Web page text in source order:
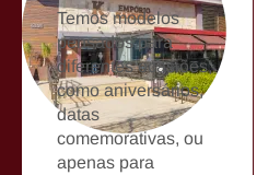
Temos modelos
pensados para
diferentes ocasiões,
como aniversários,
datas
comemorativas, ou
apenas para